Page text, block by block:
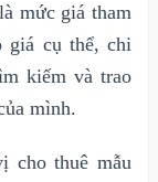
mức giá tham
giá cụ thể, chi
kiếm và trao
mình.
cho thuê mẫu